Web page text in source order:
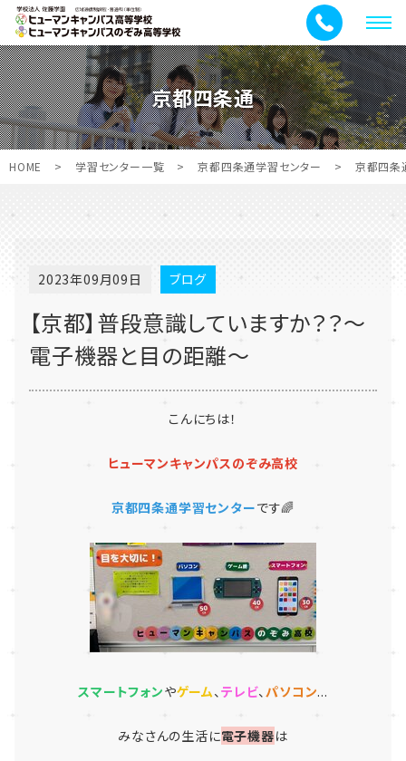
メ
ニ
ュ
ー
京都四条通
HOME > 学習センター一覧 > 京都四条通学習センター > 京都四条
2023年09月09日 ブログ
【京都】普段意識していますか？？～
電子機器と目の距離～
こんにちは！
ヒューマンキャンパスのぞみ高校
京都四条通学習センターです🌈
スマートフォンやゲーム、テレビ、パソコン...
みなさんの生活に電子機器は